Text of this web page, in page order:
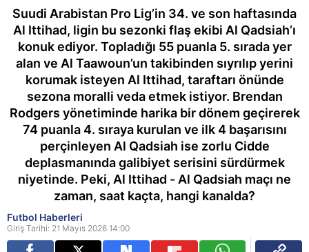
Suudi Arabistan Pro Lig’in 34. ve son haftasında
Al Ittihad, ligin bu sezonki flaş ekibi Al Qadsiah’ı
konuk ediyor. Topladığı 55 puanla 5. sırada yer
alan ve Al Taawoun’un takibinden sıyrılıp yerini
korumak isteyen Al Ittihad, taraftarı önünde
sezona moralli veda etmek istiyor. Brendan
Rodgers yönetiminde harika bir dönem geçirerek
74 puanla 4. sıraya kurulan ve ilk 4 başarısını
perçinleyen Al Qadsiah ise zorlu Cidde
deplasmanında galibiyet serisini sürdürmek
niyetinde. Peki, Al Ittihad - Al Qadsiah maçı ne
zaman, saat kaçta, hangi kanalda?
Futbol Haberleri
Giriş Tarihi: 21 Mayıs 2026 14:00